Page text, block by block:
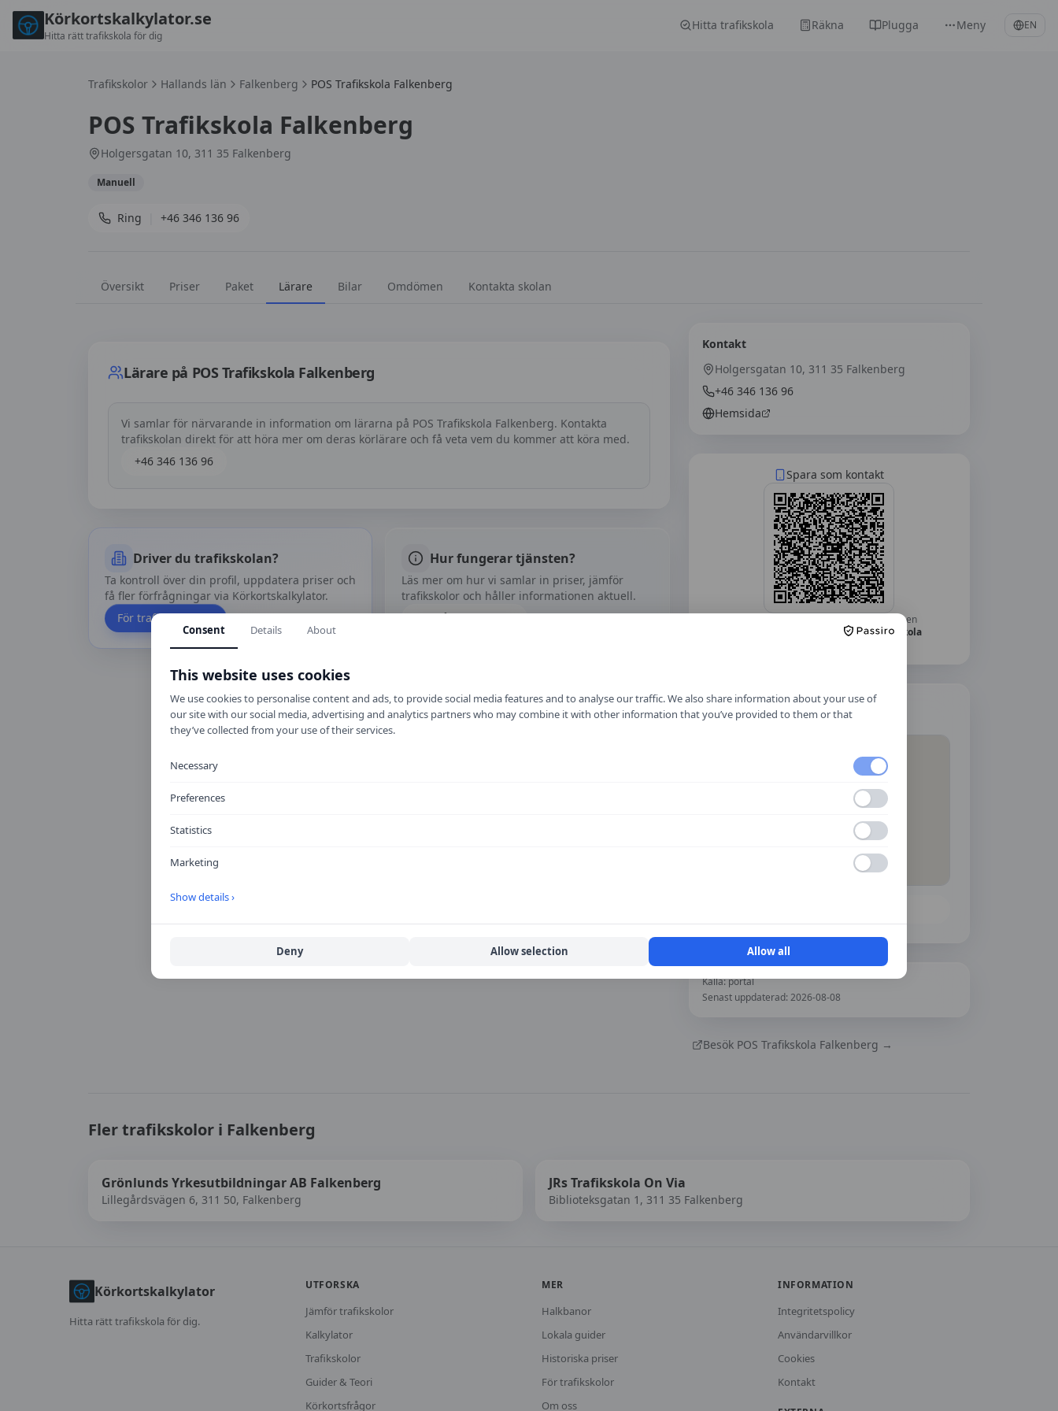
Körkortskalkylator.se
Hitta rätt trafikskola för dig
Hitta trafikskola Räkna Plugga Meny EN
Trafikskolor Hallands län Falkenberg POS Trafikskola Falkenberg
POS Trafikskola Falkenberg
Holgersgatan 10, 311 35 Falkenberg
Manuell
Ring +46 346 136 96
Översikt Priser Paket Lärare Bilar Omdömen Kontakta skolan
Lärare på POS Trafikskola Falkenberg
Vi samlar för närvarande in information om lärarna på POS Trafikskola Falkenberg. Kontakta
trafikskolan direkt för att höra mer om deras körlärare och få veta vem du kommer att köra med.
+46 346 136 96
Driver du trafikskolan?
Ta kontroll över din profil, uppdatera priser och
få fler förfrågningar via Körkortskalkylator.
För trafikskolor
Hur fungerar tjänsten?
Läs mer om hur vi samlar in priser, jämför
trafikskolor och håller informationen aktuell.
Om vårt arbete
Kontakt
Holgersgatan 10, 311 35 Falkenberg
+46 346 136 96
Hemsida
Spara som kontakt
Skanna med mobilkameran — telefonen
frågar om du vill lägga tillPOS Trafikskola
Hitta hit
Källa:portal
Senast uppdaterad: 2026-08-08
Besök POS Trafikskola Falkenberg →
Fler trafikskolor i Falkenberg
Grönlunds Yrkesutbildningar AB Falkenberg
Lillegårdsvägen 6, 311 50, Falkenberg
JRs Trafikskola On Via
Biblioteksgatan 1, 311 35 Falkenberg
Körkortskalkylator
Hitta rätt trafikskola för dig.
UTFORSKA
Jämför trafikskolor
Kalkylator
Trafikskolor
Guider & Teori
Körkortsfrågor
MER
Halkbanor
Lokala guider
Historiska priser
För trafikskolor
Om oss
INFORMATION
Integritetspolicy
Användarvillkor
Cookies
Kontakt
Consent Details About
This website uses cookies
We use cookies to personalise content and ads, to provide social media features and to analyse our traffic. We also share information about your use of
our site with our social media, advertising and analytics partners who may combine it with other information that you’ve provided to them or that
they’ve collected from your use of their services.
Necessary
Preferences
Statistics
Marketing
Show details ›
Deny Allow selection Allow all